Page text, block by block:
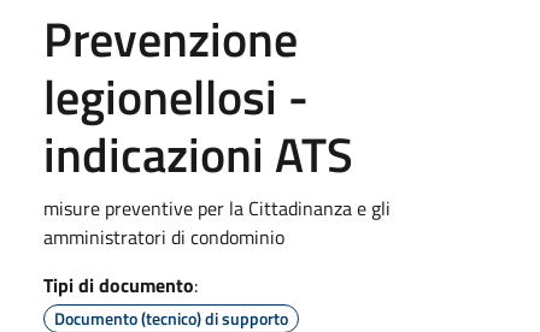
Prevenzione
legionellosi -
indicazioni ATS
misure preventive per la Cittadinanza e gli
amministratori di condominio
Tipi di documento:
Documento (tecnico) di supporto